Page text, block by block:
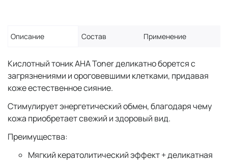
Описание Состав Применение
Кислотный тоник AHA Toner деликатно борется с
загрязнениями и ороговевшими клетками, придавая
коже естественное сияние.
Стимулирует энергетический обмен, благодаря чему
кожа приобретает свежий и здоровый вид.
Преимущества:
Мягкий кератолитический эффект + деликатная